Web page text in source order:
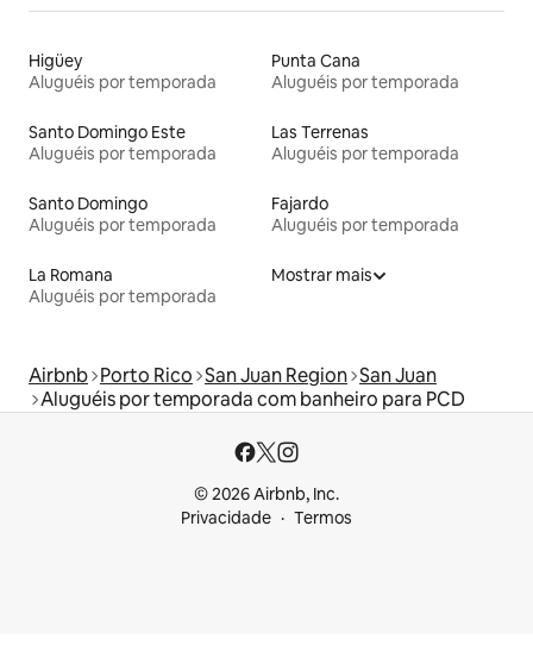
Higüey
Aluguéis por temporada
Punta Cana
Aluguéis por temporada
Santo Domingo Este
Aluguéis por temporada
Las Terrenas
Aluguéis por temporada
Santo Domingo
Aluguéis por temporada
Fajardo
Aluguéis por temporada
La Romana
Aluguéis por temporada
Mostrar mais
Airbnb Porto Rico San Juan Region San Juan
Aluguéis por temporada com banheiro para PCD
© 2026 Airbnb, Inc.
Privacidade
Termos